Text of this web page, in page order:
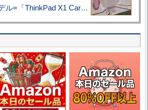
あこがれの旗艦モバイルノートPC最新モデル=「ThinkPad X1 Carbon Gen 14 Aura Edition」実機レビュー